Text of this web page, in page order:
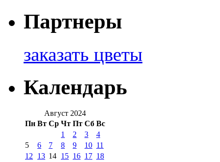
Партнеры
заказать цветы
Календарь
Август 2024
Пн Вт Ср Чт Пт Сб Вс
1 2 3
4
5
6 7 8 9 10 11
12
13 14 15 16 17 18